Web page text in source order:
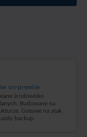
pozwoli
firmie.
Sprawdź
na
IronMountain.pl!
on-premise
środowisko
Budowane na
Gotowe na atak,
backup.